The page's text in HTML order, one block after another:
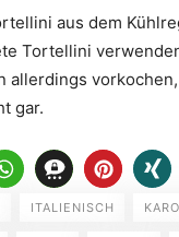
aus dem
Tortellini
allerdings
gar.
ITALIENISCH